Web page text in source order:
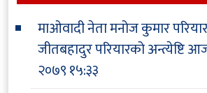
माओवादी नेता मनोज कुमार
जीतबहादुर परियारको अन्त्येष्टि
२०७९ १५:३३